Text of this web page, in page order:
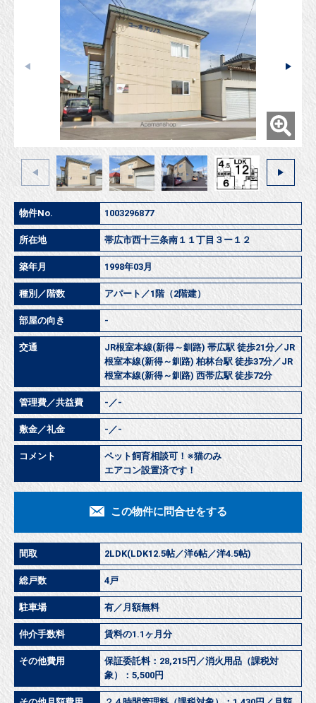
物件No. 1003296877
所在地 帯広市西十三条南１１丁目３ー１２
築年月 1998年03月
種別／階数 アパート／1階（2階建）
部屋の向き -
交通
JR根室本線(新得～釧路) 帯広駅 徒歩21分／JR
根室本線(新得～釧路) 柏林台駅 徒歩37分／JR
根室本線(新得～釧路) 西帯広駅 徒歩72分
管理費／共益費 -／-
敷金／礼金 -／-
コメント
ペット飼育相談可！※猫のみ
エアコン設置済です！
この物件に問合せをする
間取 2LDK(LDK12.5帖／洋6帖／洋4.5帖)
総戸数 4戸
駐車場 有／月額無料
仲介手数料 賃料の1.1ヶ月分
その他費用
保証委託料：28,215円／消火用品（課税対
象）：5,500円